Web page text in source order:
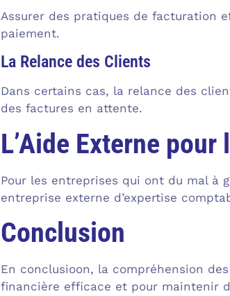
Assurer des pratiques de facturation
paiement.
La Relance des Clients
Dans certains cas, la relance des
des factures en attente.
L’Aide Externe
Pour les entreprises qui ont du mal à
entreprise externe d’expertise
Conclusion
En conclusioon, la compréhension
financière efficace et pour maintenir